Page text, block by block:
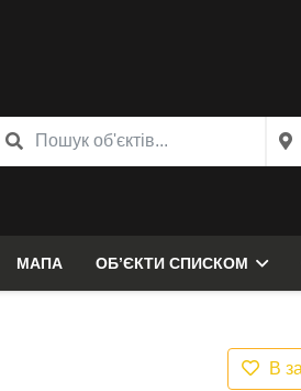
МАПА ОБ’ЄКТИ СПИСКОМ
В